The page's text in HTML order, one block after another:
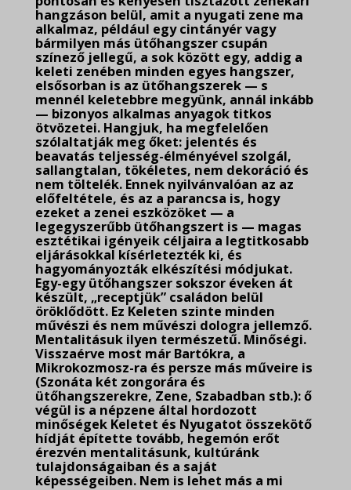
hangzáson belül, amit a nyugati zene ma
alkalmaz, például egy cintányér vagy
bármilyen más ütőhangszer csupán
színező jellegű, a sok között egy, addig a
keleti zenében minden egyes hangszer,
elsősorban is az ütőhangszerek — s
mennél keletebbre megyünk, annál inkább
— bizonyos alkalmas anyagok titkos
ötvözetei. Hangjuk, ha megfelelően
szólaltatják meg őket: jelentés és
beavatás teljesség-élményével szolgál,
sallangtalan, tökéletes, nem dekoráció és
nem töltelék. Ennek nyilvánvalóan az az
előfeltétele, és az a parancsa is, hogy
ezeket a zenei eszközöket — a
legegyszerűbb ütőhangszert is — magas
esztétikai igényeik céljaira a legtitkosabb
eljárásokkal kísérletezték ki, és
hagyományozták elkészítési módjukat.
Egy-egy ütőhangszer sokszor éveken át
készült, „receptjük” családon belül
öröklődött. Ez Keleten szinte minden
művészi és nem művészi dologra jellemző.
Mentalitásuk ilyen természetű. Minőségi.
Visszaérve most már Bartókra, a
Mikrokozmosz-ra és persze más műveire is
(Szonáta két zongorára és
ütőhangszerekre, Zene, Szabadban stb.): ő
végül is a népzene által hordozott
minőségek Keletet és Nyugatot összekötő
hídját építette tovább, hegemón erőt
érezvén mentalitásunk, kultúránk
tulajdonságaiban és a saját
képességeiben. Nem is lehet más a mi